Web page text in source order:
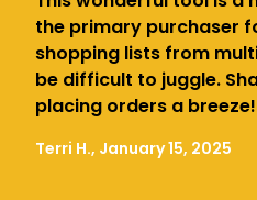
the primary purchaser
shopping lists from
be difficult to juggle.
placing orders a breeze!
Terri H., January 15, 2025